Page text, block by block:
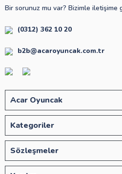
Bir sorunuz mu var? Bizimle iletişime
(0312) 362 10 20
b2b@acaroyuncak.com.tr
Acar Oyuncak
Kategoriler
Sözleşmeler